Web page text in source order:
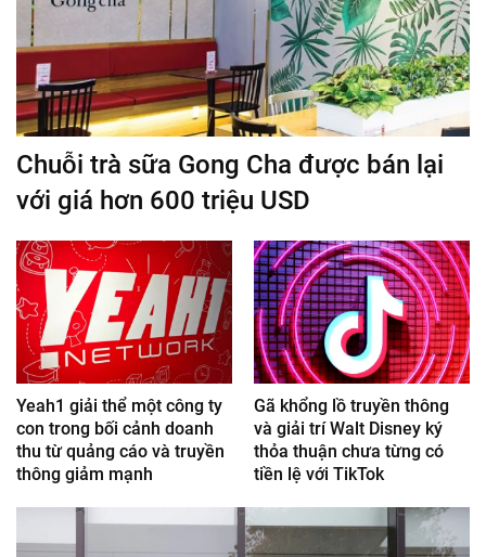
Chuỗi trà sữa Gong Cha được bán lại
với giá hơn 600 triệu USD
Yeah1 giải thể một công ty
con trong bối cảnh doanh
thu từ quảng cáo và truyền
thông giảm mạnh
Gã khổng lồ truyền thông
và giải trí Walt Disney ký
thỏa thuận chưa từng có
tiền lệ với TikTok